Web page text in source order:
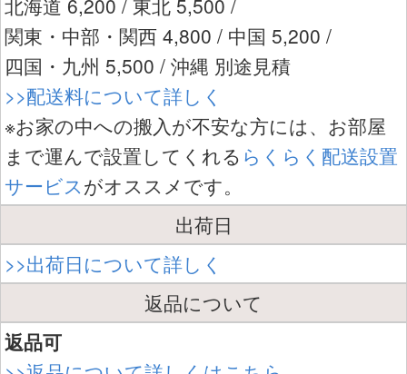
北海道 6,200 / 東北 5,500 /
関東・中部・関西 4,800 / 中国 5,200 /
四国・九州 5,500 / 沖縄 別途見積
>>配送料について詳しく
※お家の中への搬入が不安な方には、お部屋
まで運んで設置してくれる らくらく配送設置
サービスがオススメです。
出荷日
>>出荷日について詳しく
返品について
返品可